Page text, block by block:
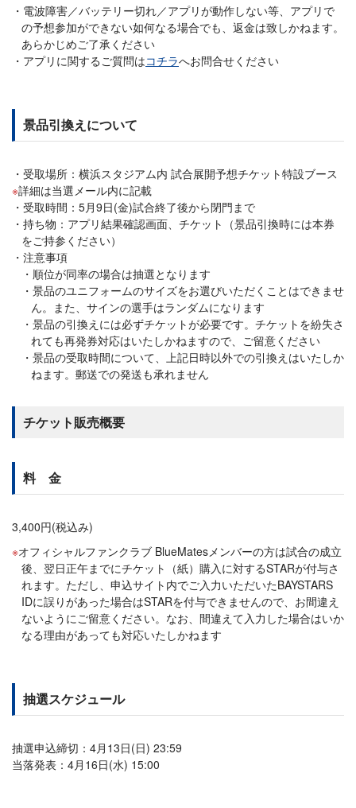
電波障害／バッテリー切れ／アプリが動作しない等、アプリで
の予想参加ができない如何なる場合でも、返金は致しかねます。
あらかじめご了承ください
アプリに関するご質問はコチラへお問合せください
景品引換えについて
受取場所：横浜スタジアム内 試合展開予想チケット特設ブース
詳細は当選メール内に記載
受取時間：5月9日(金)試合終了後から閉門まで
持ち物：アプリ結果確認画面、チケット（景品引換時には本券
をご持参ください）
注意事項
順位が同率の場合は抽選となります
景品のユニフォームのサイズをお選びいただくことはできませ
ん。また、サインの選手はランダムになります
景品の引換えには必ずチケットが必要です。チケットを紛失さ
れても再発券対応はいたしかねますので、ご留意ください
景品の受取時間について、上記日時以外での引換えはいたしか
ねます。郵送での発送も承れません
チケット販売概要
料 金
3,400円(税込み)
オフィシャルファンクラブ BlueMatesメンバーの方は試合の成立
後、翌日正午までにチケット（紙）購入に対するSTARが付与さ
れます。ただし、申込サイト内でご入力いただいたBAYSTARS
IDに誤りがあった場合はSTARを付与できませんので、お間違え
ないようにご留意ください。なお、間違えて入力した場合はいか
なる理由があっても対応いたしかねます
抽選スケジュール
抽選申込締切：4月13日(日) 23:59
当落発表：4月16日(水) 15:00